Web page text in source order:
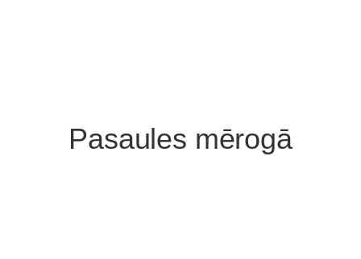
Pasaules mērogā